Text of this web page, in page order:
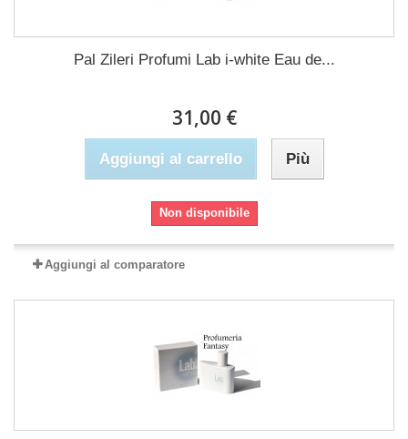
Pal Zileri Profumi Lab i-white Eau de...
31,00 €
Aggiungi al carrello Più
Non disponibile
Aggiungi al comparatore